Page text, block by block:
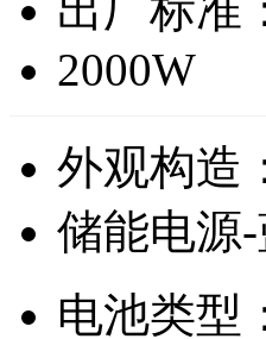
2000W
外观构造
储能电源
电池类型